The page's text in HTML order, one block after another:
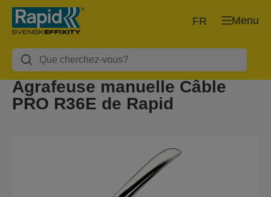
Menu
FR
Agrafeuse manuelle Câble
PRO R36E de Rapid